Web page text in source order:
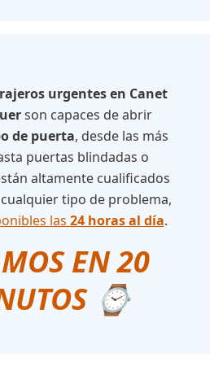
urgentes en Canet
son capaces de abrir
de puerta, desde las más
puertas blindadas o
altamente cualificados
tipo de problema,
las 24 horas al día.
EN 20
⌚